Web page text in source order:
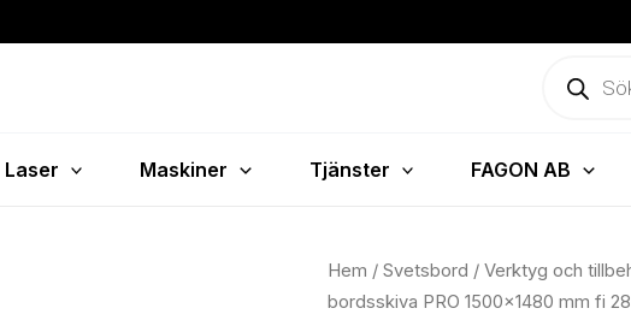
Laser Maskiner Tjänster FAGON AB
Hem / Svetsbord / Verktyg och
bordsskiva PRO 1500×1480 mm fi
GPPH
Svetsstation